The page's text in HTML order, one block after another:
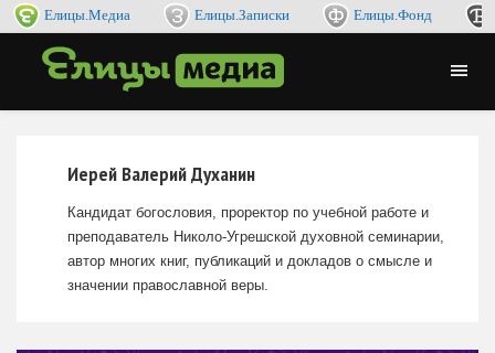
Елицы.Медиа Елицы.Записки Елицы.Фонд
Иерей Валерий Духанин
Кандидат богословия, проректор по учебной работе и
преподаватель Николо-Угрешской духовной семинарии,
автор многих книг, публикаций и докладов о смысле и
значении православной веры.